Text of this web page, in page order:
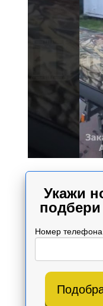
Укажи
Номер телефона